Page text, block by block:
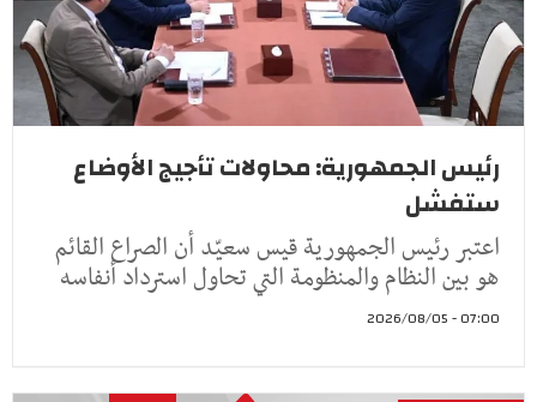
رئيس الجمهورية: محاولات تأجيج الأوضاع
ستفشل
اعتبر رئيس الجمهورية قيس سعيّد أن الصراع القائم
هو بين النظام والمنظومة التي تحاول استرداد أنفاسه
07:00 - 2026/08/05